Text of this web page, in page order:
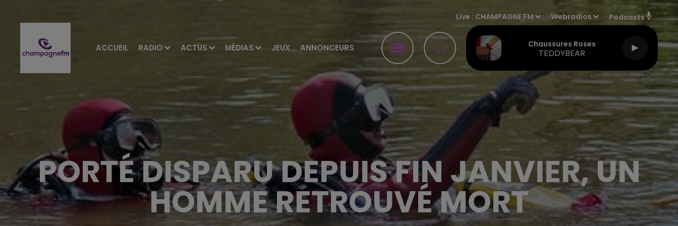
ACCUEIL RADIO ACTUS MÉDIAS JEUX ANNONCEURS
Live : CHAMPAGNE FM Webradios Podcasts
Chaussures Roses
TEDDYBEAR
PORTÉ DISPARU DEPUIS FIN JANVIER, UN
HOMME RETROUVÉ MORT